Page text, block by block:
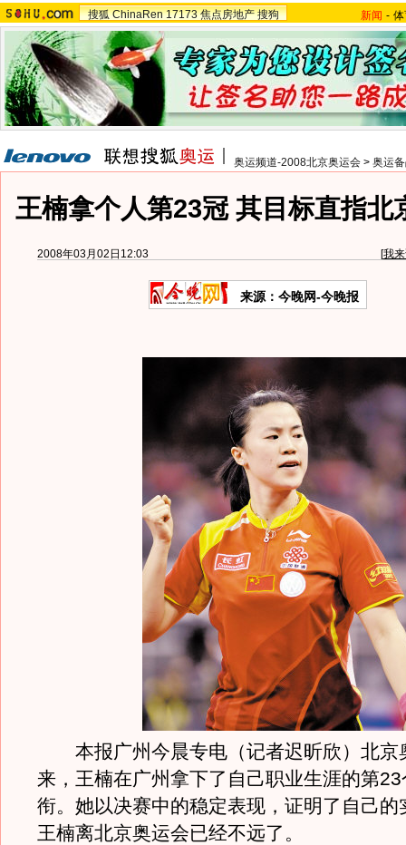
搜狐 ChinaRen 17173 焦点房地产 搜狗 新闻 -
奥运频道-2008北京奥运会 > 奥运
王楠拿个人第23冠 其目标直指北
2008年03月02日12:03 [我
来源：今晚网-今晚报
本报广州今晨专电（记者迟昕欣）北京
来，王楠在广州拿下了自己职业生涯的第
衔。她以决赛中的稳定表现，证明了自己的
王楠离北京奥运会已经不远了。